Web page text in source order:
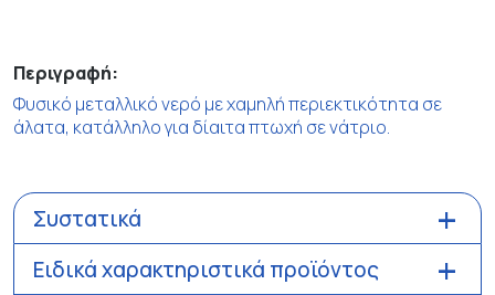
Περιγραφή:
Φυσικό μεταλλικό νερό με χαμηλή περιεκτικότητα σε
άλατα, κατάλληλο για δίαιτα πτωχή σε νάτριο.
Συστατικά
Ειδικά χαρακτηριστικά προϊόντος